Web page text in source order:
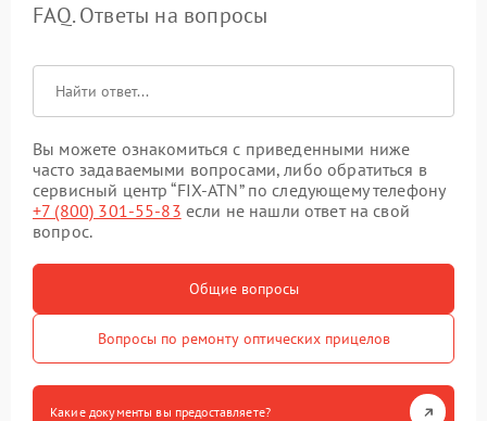
FAQ. Ответы на вопросы
Вы можете ознакомиться с приведенными ниже
часто задаваемыми вопросами, либо обратиться в
сервисный центр “FIX-ATN” по следующему телефону
+7 (800) 301-55-83 если не нашли ответ на свой
вопрос.
Общие вопросы
Вопросы по ремонту оптических прицелов
Какие документы вы предоставляете?